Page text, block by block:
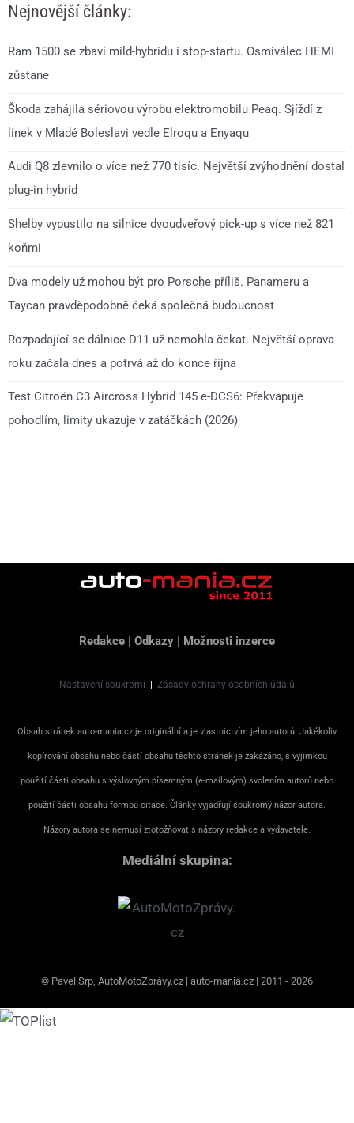
Nejnovější články:
Ram 1500 se zbaví mild-hybridu i stop-startu. Osmiválec HEMI
zůstane
Škoda zahájila sériovou výrobu elektromobilu Peaq. Sjíždí z
linek v Mladé Boleslavi vedle Elroqu a Enyaqu
Audi Q8 zlevnilo o více než 770 tisíc. Největší zvýhodnění dostal
plug-in hybrid
Shelby vypustilo na silnice dvoudveřový pick-up s více než 821
koňmi
Dva modely už mohou být pro Porsche příliš. Panameru a
Taycan pravděpodobně čeká společná budoucnost
Rozpadající se dálnice D11 už nemohla čekat. Největší oprava
roku začala dnes a potrvá až do konce října
Test Citroën C3 Aircross Hybrid 145 e-DCS6: Překvapuje
pohodlím, limity ukazuje v zatáčkách (2026)
Redakce | Odkazy | Možnosti inzerce
Nastavení soukromí Zásady ochrany osobních údajů
Obsah stránek auto-mania.cz je originální a je vlastnictvím jeho autorů. Jakékoliv
kopírování obsahu nebo částí obsahu těchto stránek je zakázáno, s výjimkou
použití části obsahu s výslovným písemným (e-mailovým) svolením autorů nebo
použití části obsahu formou citace. Články vyjadřují soukromý názor autora.
Názory autora se nemusí ztotožňovat s názory redakce a vydavatele.
Mediální skupina:
© Pavel Srp, AutoMotoZprávy.cz | auto-mania.cz | 2011 - 2026